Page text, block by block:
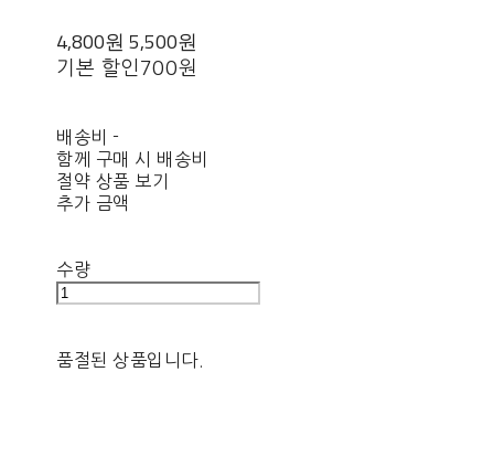
4,800원5,500원
기본 할인 700원
배송비 -
함께 구매 시 배송비
절약 상품 보기
추가 금액
수량
품절된 상품입니다.